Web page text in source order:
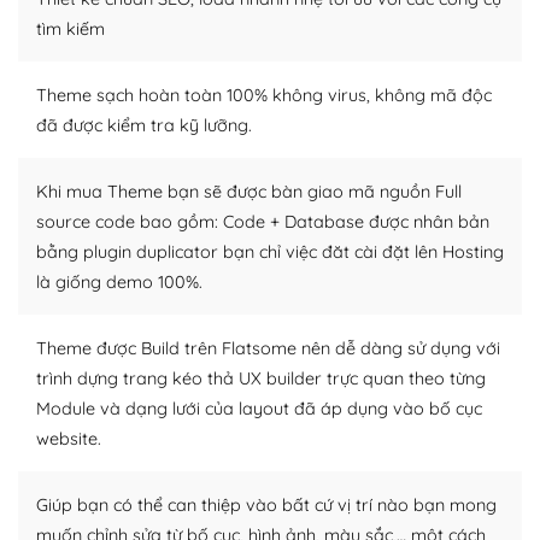
WordPress là nơi lưu trữ cho một diễn đàn cộng đồng
khổng lồ được kiểm duyệt bởi các nhân viên và những
Nếu bạn gặp khó khăn, bạn có thể lên mạng và tìm
kiếm những cộng đồng WordPress, họ sẽ giúp bạn trả
lời, giải đáp vấn đề của bạn.
– Đa dạng plugin và themes
Plugin mở rộng là thành phần cài đặt thêm vào
WordPress để tăng thêm các tính năng cần thiết. Có
Nhờ lượng người dùng đông đảo, thư viện themes và
tìm kiếm
Theme sạch hoàn toàn 100% không virus, không mã độc
đã được kiểm tra kỹ lưỡng.
Khi mua Theme bạn sẽ được bàn giao mã nguồn Full
source code bao gồm: Code + Database được nhân bản
bằng plugin duplicator bạn chỉ việc đăt cài đặt lên Hosting
là giống demo 100%.
Theme được Build trên Flatsome nên dễ dàng sử dụng với
trình dựng trang kéo thả UX builder trực quan theo từng
Module và dạng lưới của layout đã áp dụng vào bố cục
website.
Giúp bạn có thể can thiệp vào bất cứ vị trí nào bạn mong
muốn chỉnh sửa từ bố cục, hình ảnh, màu sắc,… một cách